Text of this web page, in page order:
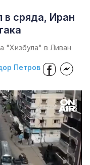
в сряда, Иран
"Хизбула" в Ливан
Петров